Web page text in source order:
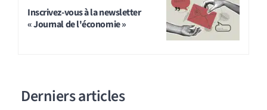
Inscrivez-vous à la newsletter
« Journal de l'économie »
Derniers articles